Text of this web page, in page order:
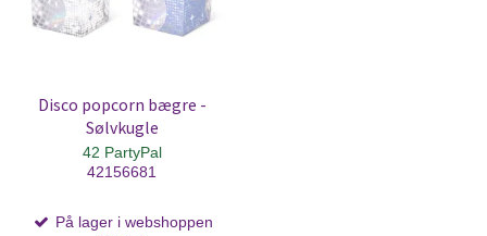
Disco popcorn bægre -
Sølvkugle
42 PartyPal
42156681
På lager i webshoppen